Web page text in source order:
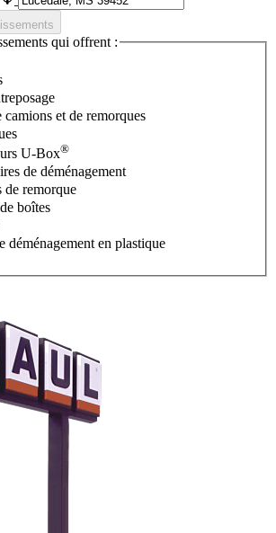
qui offrent :
camions et de remorques
U-Box®
de déménagement
de remorque
boîtes
déménagement en plastique